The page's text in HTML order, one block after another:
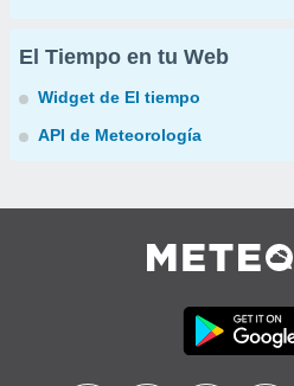
El Tiempo en tu Web
Widget de El tiempo
API de Meteorología